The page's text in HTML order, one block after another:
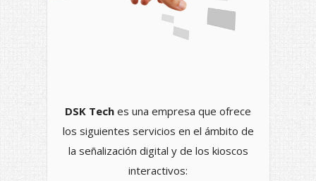
DSK Tech es una empresa que ofrece
los siguientes servicios en el ámbito de
la señalización digital y de los kioscos
interactivos: